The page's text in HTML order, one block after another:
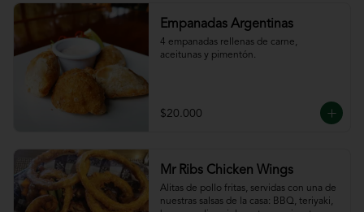
Empanadas Argentinas
4 empanadas rellenas de carne,
aceitunas y pimentón.
$20.000
Mr Ribs Chicken Wings
Alitas de pollo fritas, servidas con una de
nuestras salsas de la casa: BBQ, teriyaki,